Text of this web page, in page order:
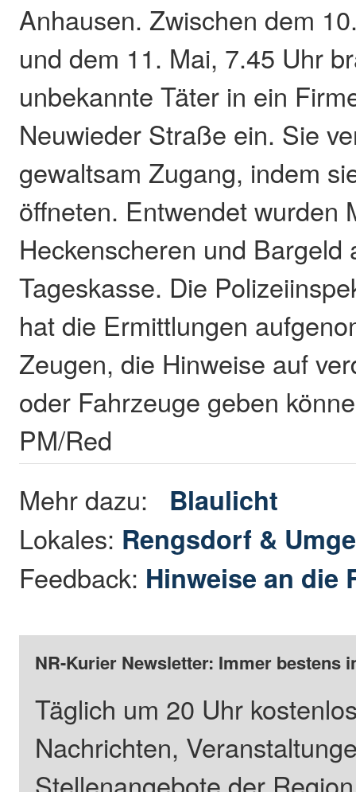
Anhausen. Zwischen dem
und dem 11. Mai, 7.45 Uhr
unbekannte Täter in ein
Neuwieder Straße ein. Sie
gewaltsam Zugang, indem
öffneten. Entwendet wurden
Heckenscheren und Bargeld
Tageskasse. Die
hat die Ermittlungen
Zeugen, die Hinweise auf
oder Fahrzeuge geben
PM/Red
Mehr dazu: Blaulicht
Lokales: Rengsdorf &
Feedback: Hinweise an die
NR-Kurier Newsletter: Immer bestens
Täglich um 20 Uhr
Nachrichten,